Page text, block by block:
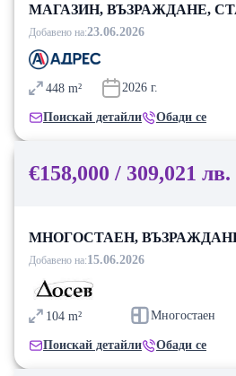
МАГАЗИН, ВЪЗРАЖДАНЕ,
Добавено на:23.06.2026
448 m² 2026 г.
Поискай детайли Обади се
€158,000 / 309,021 лв.
МНОГОСТАЕН,
ЗАГОРА
Добавено на:15.06.2026
104 m² Многостаен
Поискай детайли Обади се